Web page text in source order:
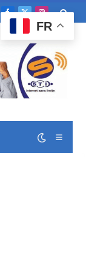
Facebook
X
(Twitter)
FR